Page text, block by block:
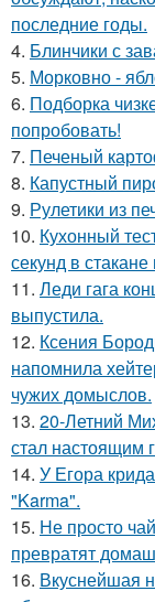
последние годы.
4. Блинчики с
5. Морковно -
6. Подборка
попробовать!
7. Печеный
8. Капустный
9. Рулетики из
10. Кухонный
секунд в
11. Леди гага
выпустила.
12. Ксения
напомнила
чужих домыслов.
13. 20-Летний
стал настоящим
14. У Егора
"Karma".
15. Не просто
превратят
16. Вкуснейшая